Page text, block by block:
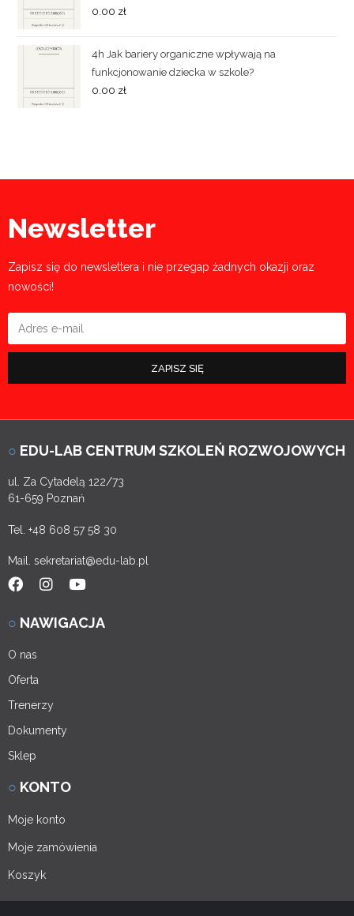
0.00 zł
4h Jak bariery organiczne wpływają na
funkcjonowanie dziecka w szkole?
0.00 zł
Newsletter
Zapisz się do newslettera i nie przegap żadnych okazji oraz
nowości!
ZAPISZ SIĘ
○ EDU-LAB CENTRUM SZKOLEŃ ROZWOJOWYCH
ul. Za Cytadelą 122/73
61-659 Poznań
Tel. +48 608 57 58 30
Mail. sekretariat@edu-lab.pl
○ NAWIGACJA
O nas
Oferta
Trenerzy
Dokumenty
Sklep
○ KONTO
Moje konto
Moje zamówienia
Koszyk